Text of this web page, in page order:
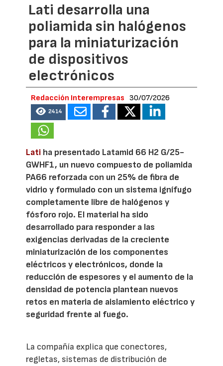
Lati desarrolla una
poliamida sin halógenos
para la miniaturización
de dispositivos
electrónicos
Redacción Interempresas 30/07/2026
2414
Lati ha presentado Latamid 66 H2 G/25-
GWHF1, un nuevo compuesto de poliamida
PA66 reforzada con un 25% de fibra de
vidrio y formulado con un sistema ignífugo
completamente libre de halógenos y
fósforo rojo. El material ha sido
desarrollado para responder a las
exigencias derivadas de la creciente
miniaturización de los componentes
eléctricos y electrónicos, donde la
reducción de espesores y el aumento de la
densidad de potencia plantean nuevos
retos en materia de aislamiento eléctrico y
seguridad frente al fuego.
La compañía explica que conectores,
regletas, sistemas de distribución de